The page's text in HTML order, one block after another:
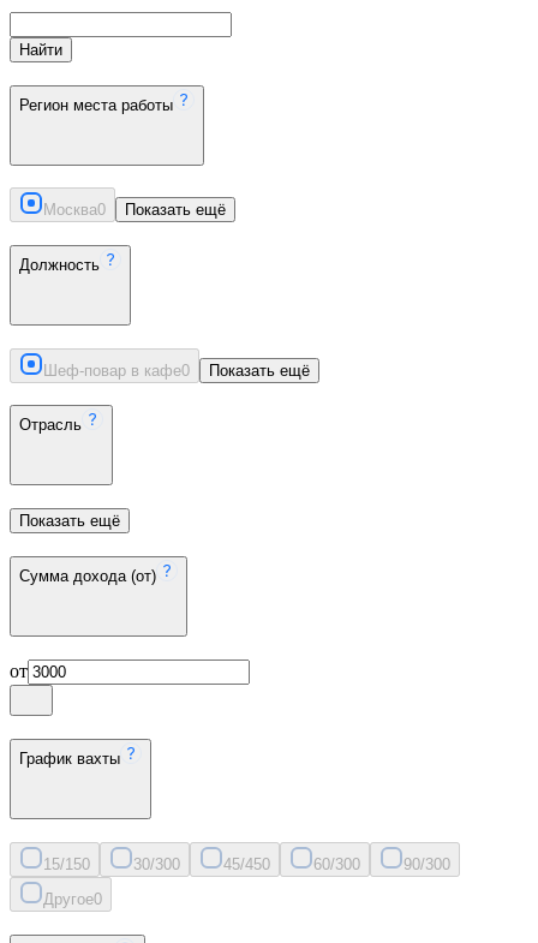
Найти
Регион места работы
Москва0 Показать ещё
Должность
Шеф-повар в кафе0 Показать ещё
Отрасль
Показать ещё
Сумма дохода (от)
от
График вахты
15/150 30/300 45/450 60/300 90/300
Другое0